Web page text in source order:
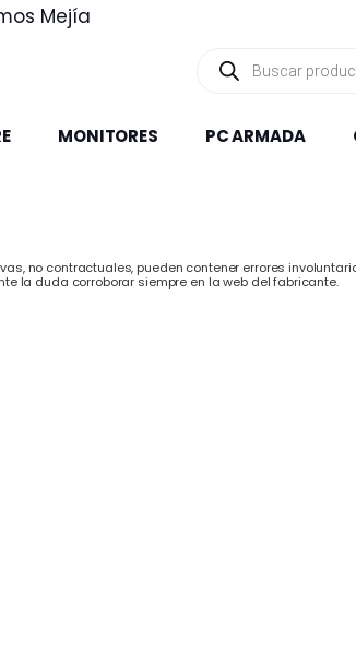
Mejía
productos
MONITORES PC ARMADA
no contractuales, pueden contener errores
la duda corroborar siempre en la web del fabricante.